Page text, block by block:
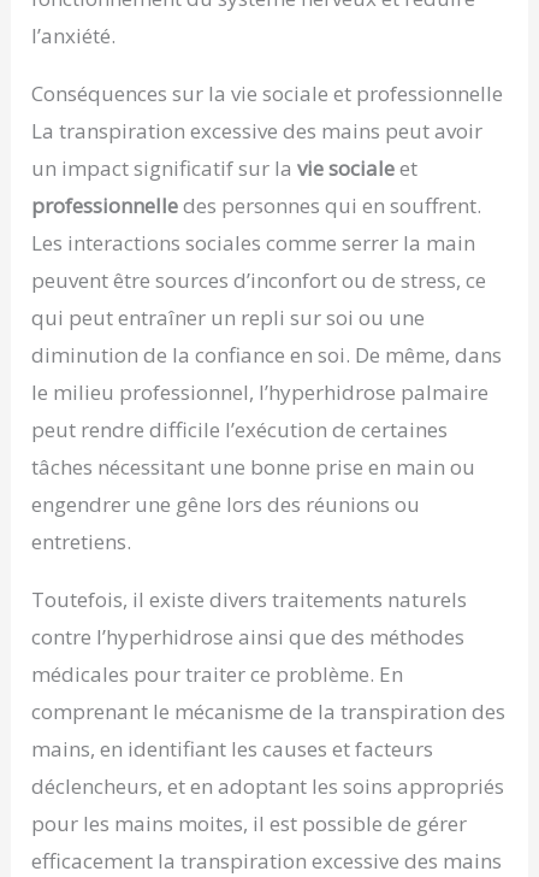
l’anxiété.
Conséquences sur la vie sociale et professionnelle
La transpiration excessive des mains peut avoir
un impact significatif sur lavie socialeet
professionnelledes personnes qui en souffrent.
Les interactions sociales comme serrer la main
peuvent être sources d’inconfort ou de stress, ce
qui peut entraîner un repli sur soi ou une
diminution de la confiance en soi. De même, dans
le milieu professionnel, l’hyperhidrose palmaire
peut rendre difficile l’exécution de certaines
tâches nécessitant une bonne prise en main ou
engendrer une gêne lors des réunions ou
entretiens.
Toutefois, il existe divers traitements naturels
contre l’hyperhidrose ainsi que des méthodes
médicales pour traiter ce problème. En
comprenant le mécanisme de la transpiration des
mains, en identifiant les causes et facteurs
déclencheurs, et en adoptant les soins appropriés
pour les mains moites, il est possible de gérer
efficacement la transpiration excessive des mains